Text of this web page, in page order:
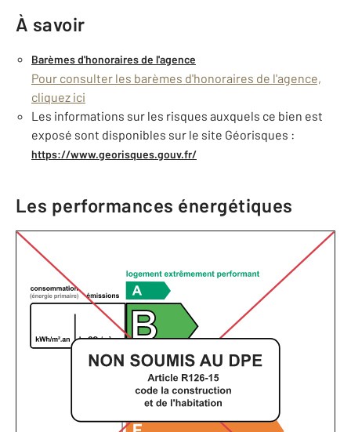
À savoir
Barèmes d'honoraires de l'agence
Pour consulter les barèmes d'honoraires de l'agence,
cliquez ici
Les informations sur les risques auxquels ce bien est
exposé sont disponibles sur le site Géorisques :
https://www.georisques.gouv.fr/
Les performances énergétiques